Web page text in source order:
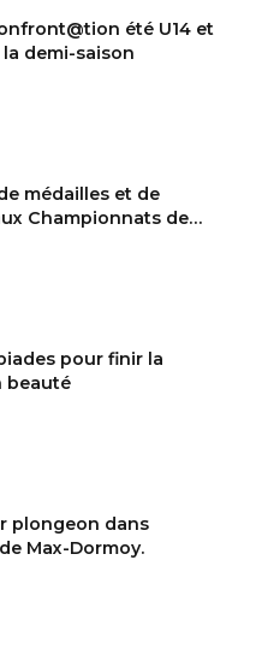
été U14 et
demi-saison
médailles et de
Championnats de
pour finir la
beauté
plongeon dans
Max-Dormoy.